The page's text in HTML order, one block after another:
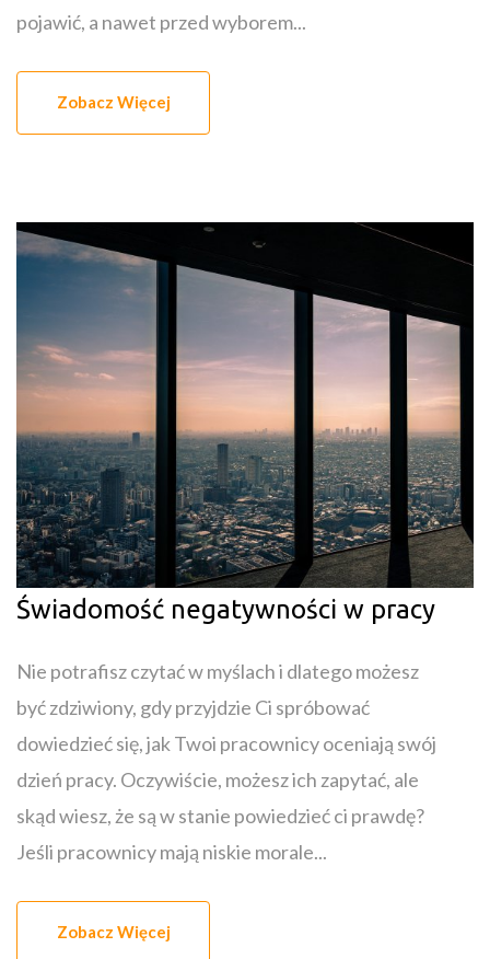
pojawić, a nawet przed wyborem...
Zobacz Więcej
Świadomość negatywności w pracy
Nie potrafisz czytać w myślach i dlatego możesz
być zdziwiony, gdy przyjdzie Ci spróbować
dowiedzieć się, jak Twoi pracownicy oceniają swój
dzień pracy. Oczywiście, możesz ich zapytać, ale
skąd wiesz, że są w stanie powiedzieć ci prawdę?
Jeśli pracownicy mają niskie morale...
Zobacz Więcej